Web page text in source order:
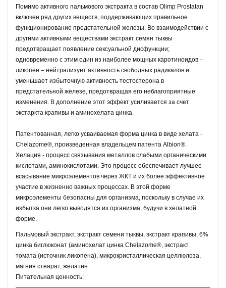
Помимо активного пальмового экстракта в состав Olimp Prostatan
включен ряд других веществ, поддерживающих правильное
функционирование предстательной железы. Во взаимодействии с
другими активными веществами экстракт семян тыквы
предотвращает появление сексуальной дисфункции;
одновременно с этим один из наиболее мощных каротиноидов –
ликопен – нейтрализует активность свободных радикалов и
уменьшает избыточную активность тестостерона в
предстательной железе, предотвращая его неблагоприятные
изменения. В дополнение этот эффект усиливается за счет
экстаркта крапивы и аминохелата цинка.
Патентованная, легко усваиваемая форма цинка в виде хелата -
Chelazome®, произведенная владельцем патента Albion®.
Хелация - процесс связывания металлов слабыми органическими
кислотами, аминокислотами. Это процесс обеспечивает лучшее
всасывание микроэлементов через ЖКТ и их более эффективное
участие в жизненно важных процессах. В этой форме
микроэлементы безопасны для организма, поскольку в случае их
избытка они легко выводятся из организма, будучи в хелатной
форме.
Пальмовый экстракт, экстракт семени тыквы, экстракт крапивы, 6%
цинка биглюконат (аминохелат цинка Chelazome®, экстракт
томата (источник ликопена), микрокристаллическая целлюлоза,
магния стеарат, желатин.
Питательная ценность: